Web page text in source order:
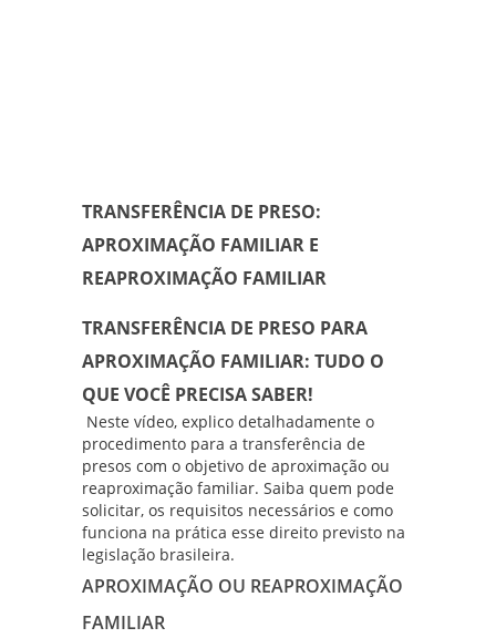
TRANSFERÊNCIA DE PRESO:
APROXIMAÇÃO FAMILIAR E
REAPROXIMAÇÃO FAMILIAR
TRANSFERÊNCIA DE PRESO PARA
APROXIMAÇÃO FAMILIAR: TUDO O
QUE VOCÊ PRECISA SABER!
Neste vídeo, explico detalhadamente o
procedimento para a transferência de
presos com o objetivo de aproximação ou
reaproximação familiar. Saiba quem pode
solicitar, os requisitos necessários e como
funciona na prática esse direito previsto na
legislação brasileira.
APROXIMAÇÃO OU REAPROXIMAÇÃO
FAMILIAR